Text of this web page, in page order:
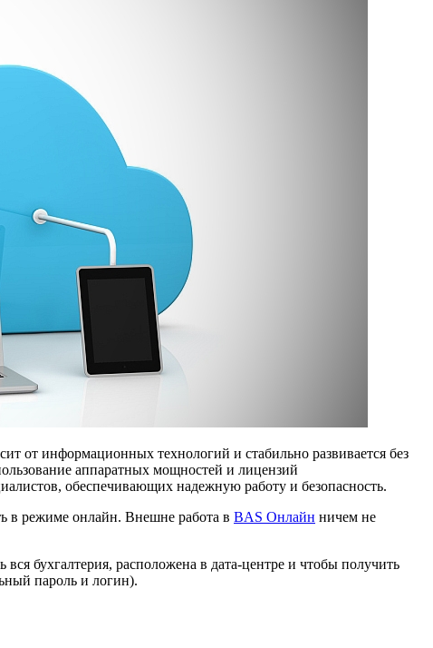
от информационных технологий и стабильно развивается без
аппаратных мощностей и лицензий
обеспечивающих надежную работу и безопасность.
в режиме онлайн. Внешне работа в BAS Онлайн ничем не
бухгалтерия, расположена в дата-центре и чтобы получить
пароль и логин).